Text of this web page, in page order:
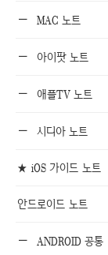
MAC 노트
아이팟 노트
애플TV 노트
시디아 노트
★ iOS 가이드 노트
안드로이드 노트
ANDROID 공통